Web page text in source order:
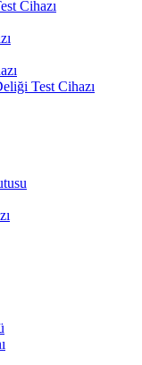
Cihazı
Test Cihazı